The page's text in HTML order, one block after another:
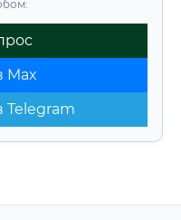
Max
Telegram